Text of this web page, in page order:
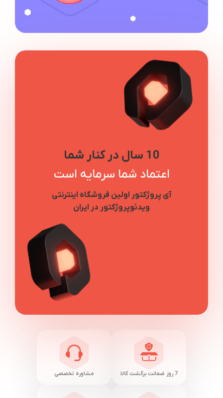
10 سال در کنار شما
اعتماد شما سرمایه است
آی پروژکتور اولین فروشگاه اینترنتی
ویدئوپروژکتور در ایران
7 روز ضمانت برگشت کالا مشاوره تخصصی